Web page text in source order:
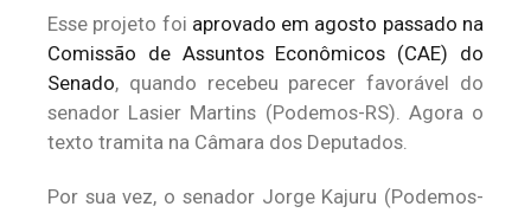
Esse projeto foi aprovado em agosto passado na
Comissão de Assuntos Econômicos (CAE) do
Senado, quando recebeu parecer favorável do
senador Lasier Martins (Podemos-RS). Agora o
texto tramita na Câmara dos Deputados.
Por sua vez, o senador Jorge Kajuru (Podemos-